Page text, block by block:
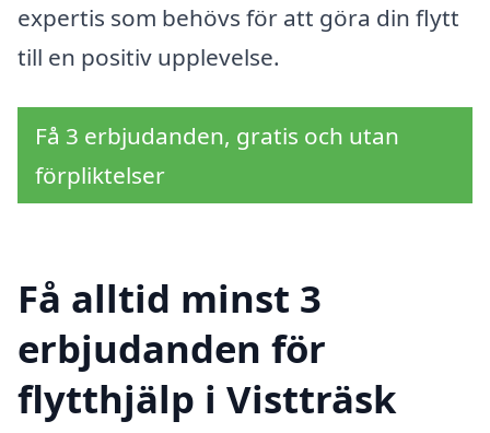
expertis som behövs för att göra din flytt
till en positiv upplevelse.
Få 3 erbjudanden, gratis och utan
förpliktelser
Få alltid minst 3
erbjudanden för
flytthjälp i Vistträsk